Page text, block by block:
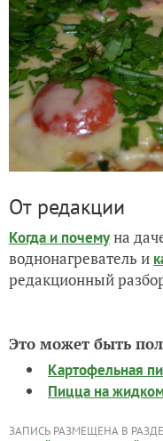
От редакции
Когда и почемуна
воднонагреватель и
редакционный
Это может быть
Картофельная
Пицца на жидком
ЗАПИСЬ РАЗМЕЩЕНА В